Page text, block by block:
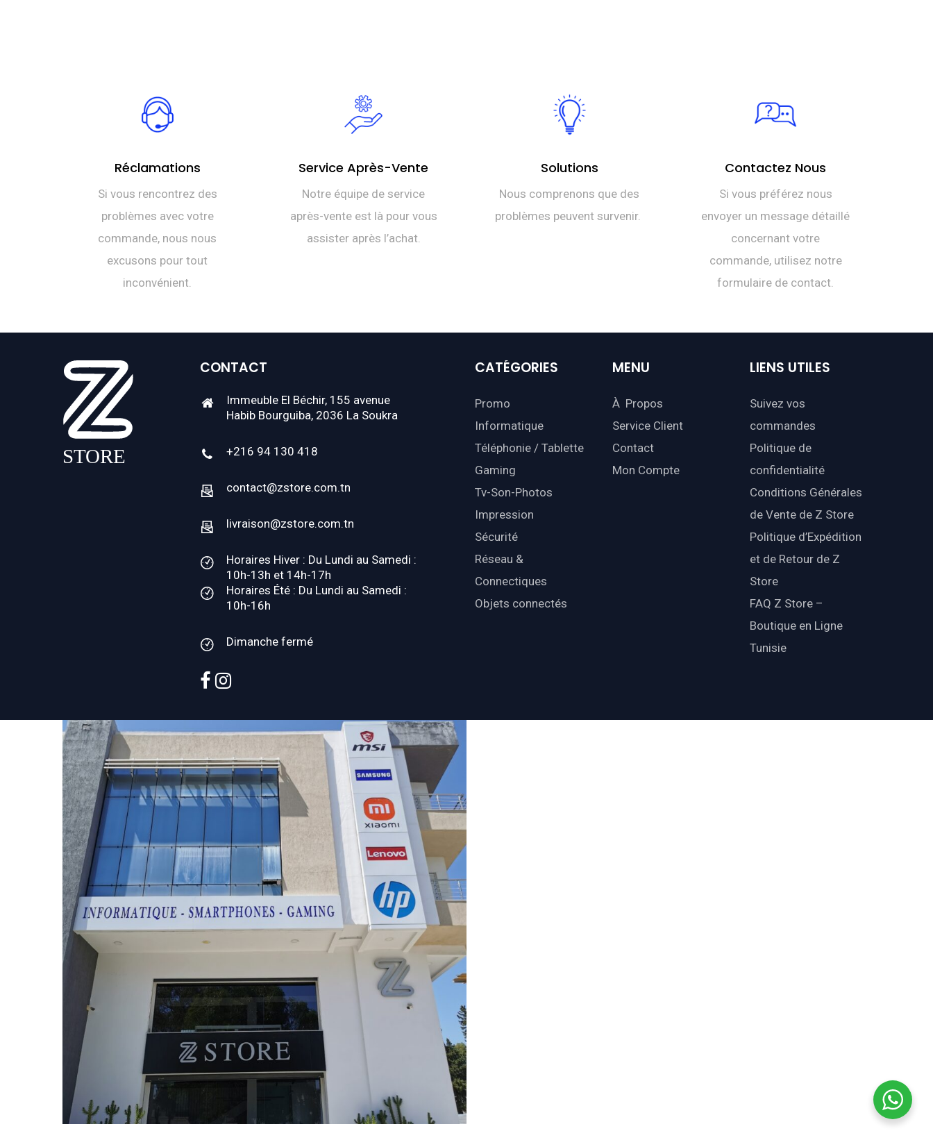
Réclamations
Si vous rencontrez des
problèmes avec votre
commande, nous nous
excusons pour tout
inconvénient.
Service Après-Vente
Notre équipe de service
après-vente est là pour vous
assister après l’achat.
Solutions
Nous comprenons que des
problèmes peuvent survenir.
Contactez Nous
Si vous préférez nous
envoyer un message détaillé
concernant votre
commande, utilisez notre
formulaire de contact.
CONTACT
Immeuble El Béchir, 155 avenue
Habib Bourguiba, 2036 La Soukra
+216 94 130 418
contact@zstore.com.tn
livraison@zstore.com.tn
Horaires Hiver : Du Lundi au Samedi :
10h-13h et 14h-17h
Horaires Été : Du Lundi au Samedi :
10h-16h
Dimanche fermé
facebook
instagram
CATÉGORIES
Promo
Informatique
Téléphonie / Tablette
Gaming
Tv-Son-Photos
Impression
Sécurité
Réseau &
Connectiques
Objets connectés
MENU
À Propos
Service Client
Contact
Mon Compte
LIENS UTILES
Suivez vos
commandes
Politique de
confidentialité
Conditions Générales
de Vente de Z Store
Politique d’Expédition
et de Retour de Z
Store
FAQ Z Store –
Boutique en Ligne
Tunisie